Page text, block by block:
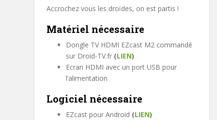
Accrochez vous les droïdes, on est partis !
Matériel nécessaire
Dongle TV HDMI EZcast M2 commandé
sur Droid-TV.fr (LIEN)
Ecran HDMI avec un port USB pour
l’alimentation
Logiciel nécessaire
EZcast pour Android (LIEN)